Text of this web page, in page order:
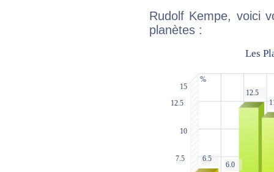
Rudolf Kempe, voici
planètes :